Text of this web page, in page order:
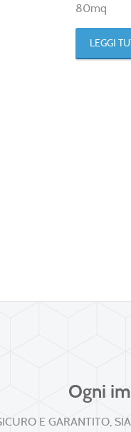
80mq
LEGGI
Ogni
E GARANTITO,